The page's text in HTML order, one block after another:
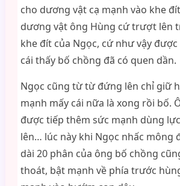
cho dương vật cạ mạnh vào khe
dương vật ông Hùng cứ trượt lên
khe đít của Ngọc, cứ như vậy
cái thấy bố chồng đã có quen dần.
Ngọc cũng từ từ đứng lên chỉ giữ
mạnh mấy cái nữa là xong rồi bố.
được tiếp thêm sức mạnh dùng
lên… lúc này khi Ngọc nhấc mông
dài 20 phân của ông bố chồng
thoát, bật mạnh về phía trước